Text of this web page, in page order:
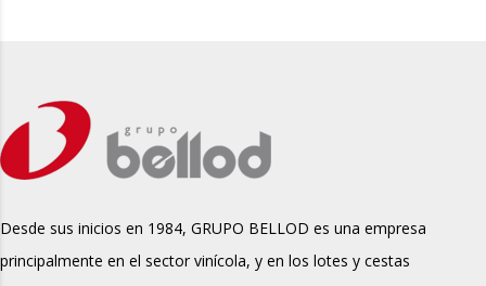
Desde sus inicios en 1984, GRUPO BELLOD es una empresa
principalmente en el sector vinícola, y en los lotes y cestas